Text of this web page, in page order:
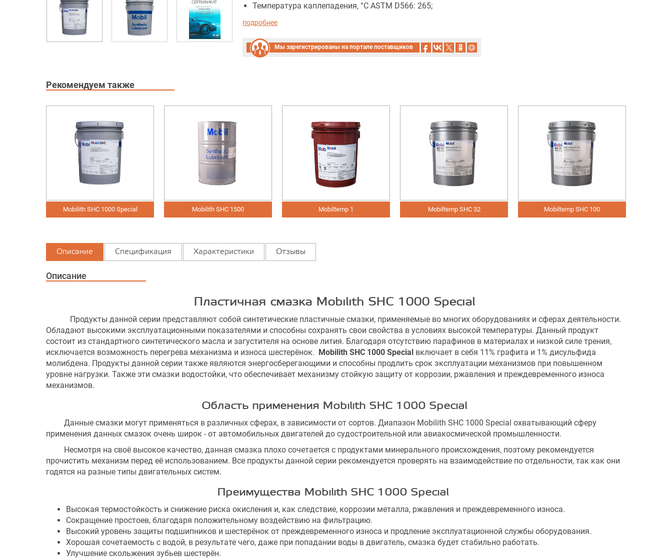
Температура каплепадения, °C ASTM D566: 265;
подробнее
Мы зарегистрированы на портале поставщиков
Рекомендуем также
Mobilith SHC 1000 Special Mobilith SHC 1500 Mobiltemp 1 Mobiltemp SHC 32 Mobiltemp SHC 100
Описание Спецификация Характеристики Отзывы
Описание
Пластичная смазка Mobilith SHC 1000 Special
Продукты данной серии представляют собой синтетические пластичные смазки, применяемые во многих оборудованиях и сферах деятельности.
Обладают высокими эксплуатационными показателями и способны сохранять свои свойства в условиях высокой температуры. Данный продукт
состоит из стандартного синтетического масла и загустителя на основе лития. Благодаря отсутствию парафинов в материалах и низкой силе трения,
исключается возможность перегрева механизма и износа шестерёнок. Mobilith SHC 1000 Special включает в себя 11% графита и 1% дисульфида
молибдена. Продукты данной серии также являются энергосберегающими и способны продлить срок эксплуатации механизмов при повышенном
уровне нагрузки. Также эти смазки водостойки, что обеспечивает механизму стойкую защиту от коррозии, ржавления и преждевременного износа
механизмов.
Область применения Mobilith SHC 1000 Special
Данные смазки могут применяться в различных сферах, в зависимости от сортов. Диапазон Mobilith SHC 1000 Special охватывающий сферу
применения данных смазок очень широк - от автомобильных двигателей до судостроительной или авиакосмической промышленности.
Несмотря на своё высокое качество, данная смазка плохо сочетается с продуктами минерального происхождения, поэтому рекомендуется
прочистить механизм перед её использованием. Все продукты данной серии рекомендуется проверять на взаимодействие по отдельности, так как они
годятся на разные типы двигательных систем.
Преимущества Mobilith SHC 1000 Special
Высокая термостойкость и снижение риска окисления и, как следствие, коррозии металла, ржавления и преждевременного износа.
Сокращение простоев, благодаря положительному воздействию на фильтрацию.
Высокий уровень защиты подшипников и шестерёнок от преждевременного износа и продление эксплуатационной службы оборудования.
Хорошая сочетаемость с водой, в результате чего, даже при попадании воды в двигатель, смазка будет стабильно работать.
Улучшение скольжения зубьев шестерён.